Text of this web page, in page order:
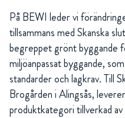
På BEWI leder vi
tillsammans med Skanska
begreppet grönt byggande
miljöanpassat byggande,
standarder och lagkrav. Till
Brogården i Alingsås,
produktkategori tillverkad